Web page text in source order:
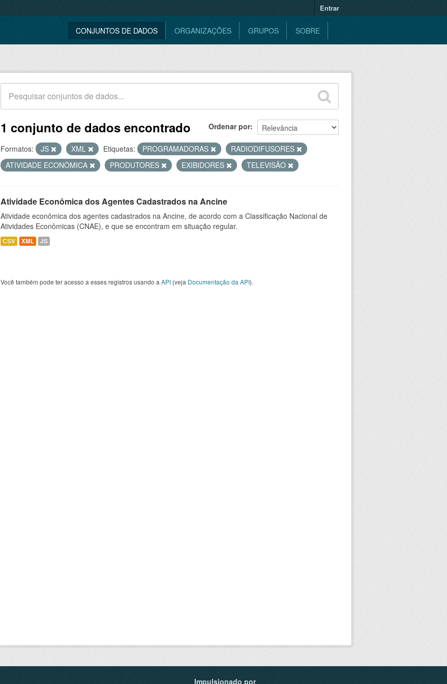
Entrar
CONJUNTOS DE DADOS ORGANIZAÇÕES GRUPOS SOBRE
Ordenar por
1 conjunto de dados encontrado
Formatos: JS XML Etiquetas: PROGRAMADORAS
RADIODIFUSORES
ATIVIDADE ECONÔMICA
PRODUTORES EXIBIDORES TELEVISÃO
Atividade Econômica dos Agentes Cadastrados na Ancine
Atividade econômica dos agentes cadastrados na Ancine, de acordo com a Classificação Nacional de
Atividades Econômicas (CNAE), e que se encontram em situação regular.
CSV XML JS
Você também pode ter acesso a esses registros usando a API (veja Documentação da API).
Impulsionado por